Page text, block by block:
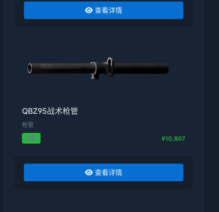
查看详情
QBZ95战术枪管
枪管
2级
¥10,807
查看详情